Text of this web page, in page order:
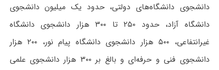
دانشجوی دانشگاه‌های دولتی، حدود یک میلیون دانشجوی
دانشگاه آزاد، حدود ۲۵۰ تا ۳۰۰ هزار دانشجوی دانشگاه
غیرانتفاعی، ۵۰۰ هزار دانشجوی دانشگاه پیام نور، ۲۰۰ هزار
دانشجوی فنی و حرفه‌ای و بالغ بر ۳۰۰ هزار دانشجوی علمی